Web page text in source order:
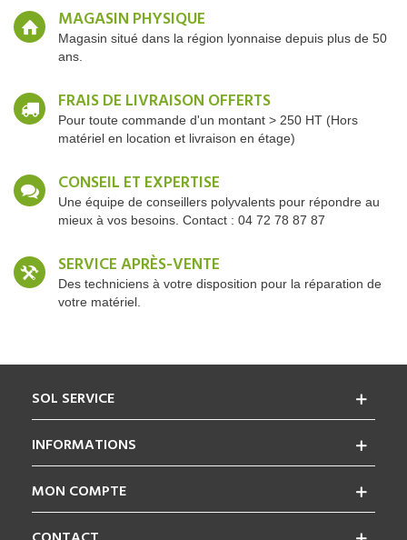
MAGASIN PHYSIQUE
Magasin situé dans la région lyonnaise depuis plus de 50
ans.
FRAIS DE LIVRAISON OFFERTS
Pour toute commande d'un montant > 250 HT (Hors
matériel en location et livraison en étage)
CONSEIL ET EXPERTISE
Une équipe de conseillers polyvalents pour répondre au
mieux à vos besoins. Contact : 04 72 78 87 87
SERVICE APRÈS-VENTE
Des techniciens à votre disposition pour la réparation de
votre matériel.
INFORMATIONS
MON COMPTE
SOL SERVICE